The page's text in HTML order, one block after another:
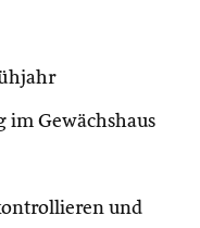
im Gewächshaus
und